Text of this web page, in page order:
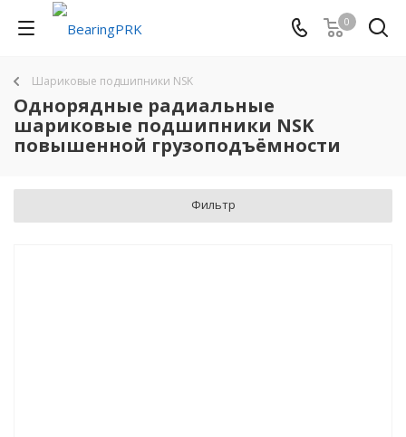
0
Шариковые подшипники NSK
Однорядные радиальные
шариковые подшипники NSK
повышенной грузоподъёмности
Фильтр